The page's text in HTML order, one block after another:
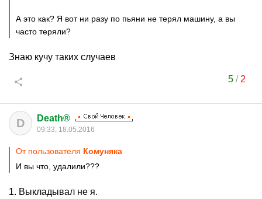
А это как? Я вот ни разу по пьяни не терял машину, а вы
часто теряли?
Знаю кучу таких случаев
5/ 2
D Death®
09:33, 18.05.2016
От пользователя Комуняка
И вы что, удалили???
1. Выкладывал не я.